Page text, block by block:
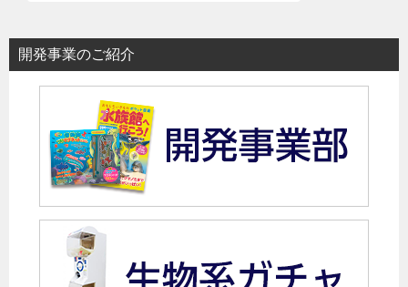
開発事業のご紹介